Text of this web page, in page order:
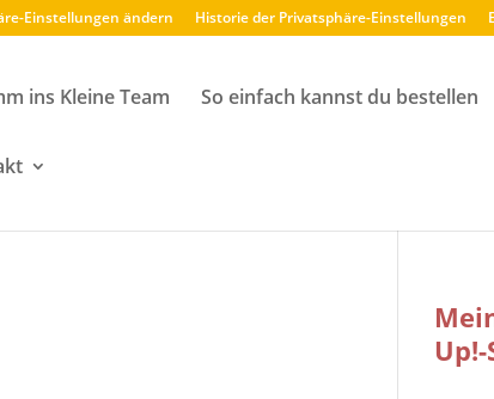
Einstellungen ändern Historie der Privatsphäre-Einstellungen
ins Kleine Team So einfach kannst du bestellen